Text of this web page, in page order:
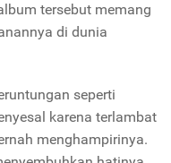
tersebut memang
di dunia
seperti
karena terlambat
menghampirinya.